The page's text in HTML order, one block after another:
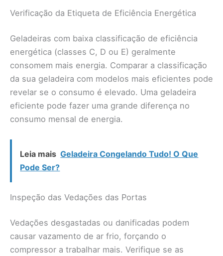
Verificação da Etiqueta de Eficiência Energética
Geladeiras com baixa classificação de eficiência
energética (classes C, D ou E) geralmente
consomem mais energia. Comparar a classificação
da sua geladeira com modelos mais eficientes pode
revelar se o consumo é elevado. Uma geladeira
eficiente pode fazer uma grande diferença no
consumo mensal de energia.
Leia mais Geladeira Congelando Tudo! O Que
Pode Ser?
Inspeção das Vedações das Portas
Vedações desgastadas ou danificadas podem
causar vazamento de ar frio, forçando o
compressor a trabalhar mais. Verifique se as